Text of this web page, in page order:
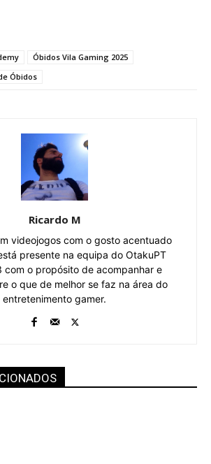
Óbidos Vila Gaming 2025
Óbidos
Ricardo M
videojogos com o gosto acentuado
presente na equipa do OtakuPT
com o propósito de acompanhar e
o que de melhor se faz na área do
entretenimento gamer.